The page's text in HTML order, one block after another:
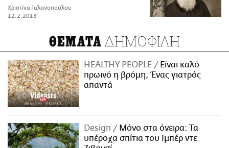
Χριστίνα Γαλανοπούλου
12.2.2018
ΘΕΜΑΤΑ ΔΗΜΟΦΙΛΗ
HEALTHY PEOPLE
Είναι καλό
πρωινό η βρόμη; Ένας γιατρός
απαντά
Design
Μόνο στα όνειρα: Τα
υπέροχα σπίτια του Ιμπέρ ντε